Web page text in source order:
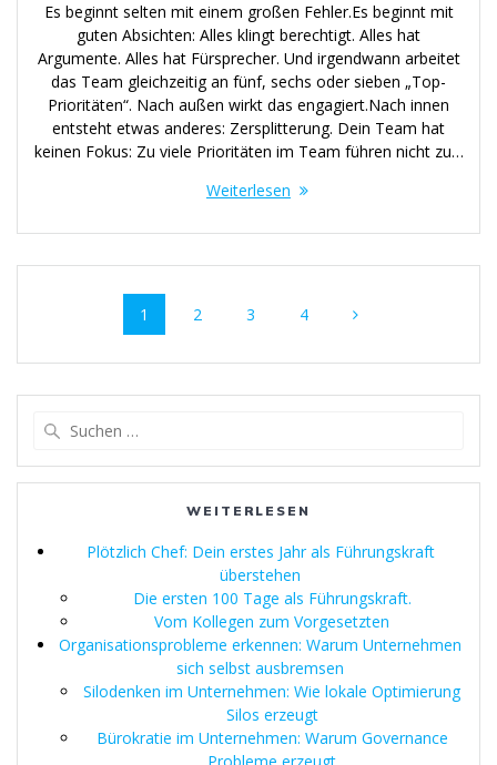
Es beginnt selten mit einem großen Fehler.Es beginnt mit
guten Absichten: Alles klingt berechtigt. Alles hat
Argumente. Alles hat Fürsprecher. Und irgendwann arbeitet
das Team gleichzeitig an fünf, sechs oder sieben „Top-
Prioritäten“. Nach außen wirkt das engagiert.Nach innen
entsteht etwas anderes: Zersplitterung. Dein Team hat
keinen Fokus: Zu viele Prioritäten im Team führen nicht zu…
Weiterlesen
Beitragsnavigation
Seite
1 Seite
2 Seite
3 Seite
4
WEITERLESEN
Plötzlich Chef: Dein erstes Jahr als Führungskraft
überstehen
Die ersten 100 Tage als Führungskraft.
Vom Kollegen zum Vorgesetzten
Organisationsprobleme erkennen: Warum Unternehmen
sich selbst ausbremsen
Silodenken im Unternehmen: Wie lokale Optimierung
Silos erzeugt
Bürokratie im Unternehmen: Warum Governance